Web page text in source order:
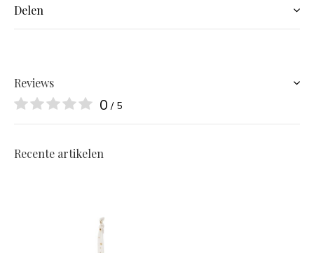
Delen
Reviews
0 / 5
Recente artikelen